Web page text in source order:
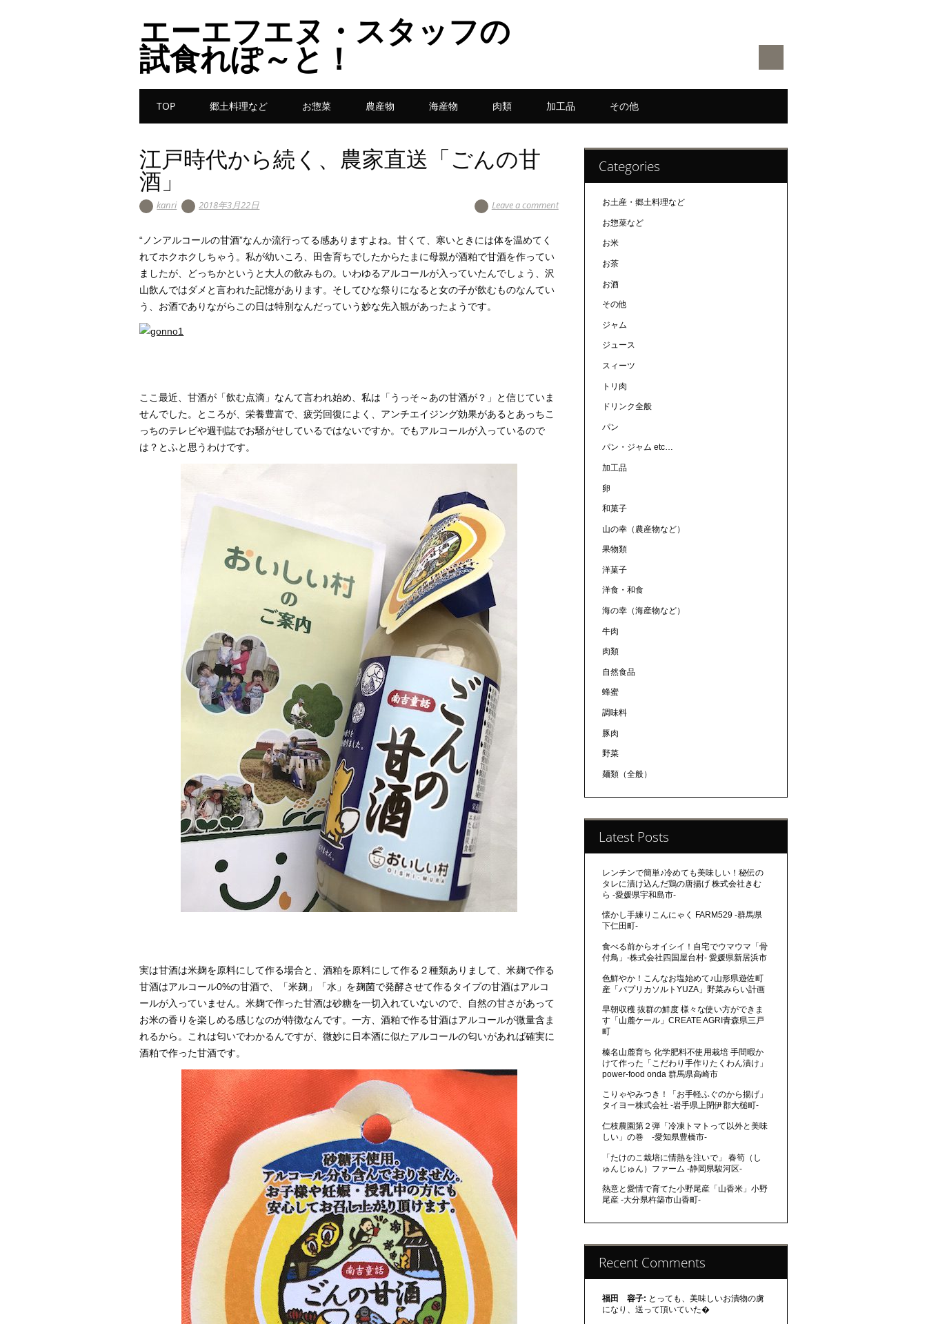
エーエフエヌ・スタッフの
試食れぽ～と！
Main menu
TOP 郷土料理など お惣菜 農産物 海産物 肉類 加工品 その他
江戸時代から続く、農家直送「ごんの甘
酒」
kanri 2018年3月22日 Leave a comment
“ノンアルコールの甘酒”なんか流行ってる感ありますよね。甘くて、寒いときには体を温めてく
れてホクホクしちゃう。私が幼いころ、田舎育ちでしたからたまに母親が酒粕で甘酒を作ってい
ましたが、どっちかというと大人の飲みもの。いわゆるアルコールが入っていたんでしょう、沢
山飲んではダメと言われた記憶があります。そしてひな祭りになると女の子が飲むものなんてい
う、お酒でありながらこの日は特別なんだっていう妙な先入観があったようです。
ここ最近、甘酒が「飲む点滴」なんて言われ始め、私は「うっそ～あの甘酒が？」と信じていま
せんでした。ところが、栄養豊富で、疲労回復によく、アンチエイジング効果があるとあっちこ
っちのテレビや週刊誌でお騒がせしているではないですか。でもアルコールが入っているので
は？とふと思うわけです。
実は甘酒は米麹を原料にして作る場合と、酒粕を原料にして作る２種類ありまして、米麹で作る
甘酒はアルコール0%の甘酒で、「米麹」「水」を麹菌で発酵させて作るタイプの甘酒はアルコ
ールが入っていません。米麹で作った甘酒は砂糖を一切入れていないので、自然の甘さがあって
お米の香りを楽しめる感じなのが特徴なんです。一方、酒粕で作る甘酒はアルコールが微量含ま
れるから。これは匂いでわかるんですが、微妙に日本酒に似たアルコールの匂いがあれば確実に
酒粕で作った甘酒です。
Categories
お土産・郷土料理など
お惣菜など
お米
お茶
お酒
その他
ジャム
ジュース
スィーツ
トリ肉
ドリンク全般
パン
パン・ジャム etc…
加工品
卵
和菓子
山の幸（農産物など）
果物類
洋菓子
洋食・和食
海の幸（海産物など）
牛肉
肉類
自然食品
蜂蜜
調味料
豚肉
野菜
麺類（全般）
Latest Posts
レンチンで簡単♪冷めても美味しい！秘伝の
タレに漬け込んだ鶏の唐揚げ 株式会社きむ
ら -愛媛県宇和島市-
懐かし手練りこんにゃく FARM529 -群馬県
下仁田町-
食べる前からオイシイ！自宅でウマウマ「骨
付鳥」-株式会社四国屋台村- 愛媛県新居浜市
色鮮やか！こんなお塩始めて♪山形県遊佐町
産「パプリカソルトYUZA」野菜みらい計画
早朝収穫 抜群の鮮度 様々な使い方ができま
す「山麓ケール」CREATE AGRI青森県三戸
町
榛名山麓育ち 化学肥料不使用栽培 手間暇か
けて作った「こだわり手作りたくわん漬け」
power-food onda 群馬県高崎市
こりゃやみつき！「お手軽ふぐのから揚げ」
タイヨー株式会社 -岩手県上閉伊郡大槌町-
仁枝農園第２弾「冷凍トマトって以外と美味
しい」の巻 -愛知県豊橋市-
「たけのこ栽培に情熱を注いで」 春筍（し
ゅんじゅん）ファーム -静岡県駿河区-
熱意と愛情で育てた小野尾産「山香米」小野
尾産 -大分県杵築市山香町-
Recent Comments
福田 容子: とっても、美味しいお漬物の虜
になり、送って頂いていた�